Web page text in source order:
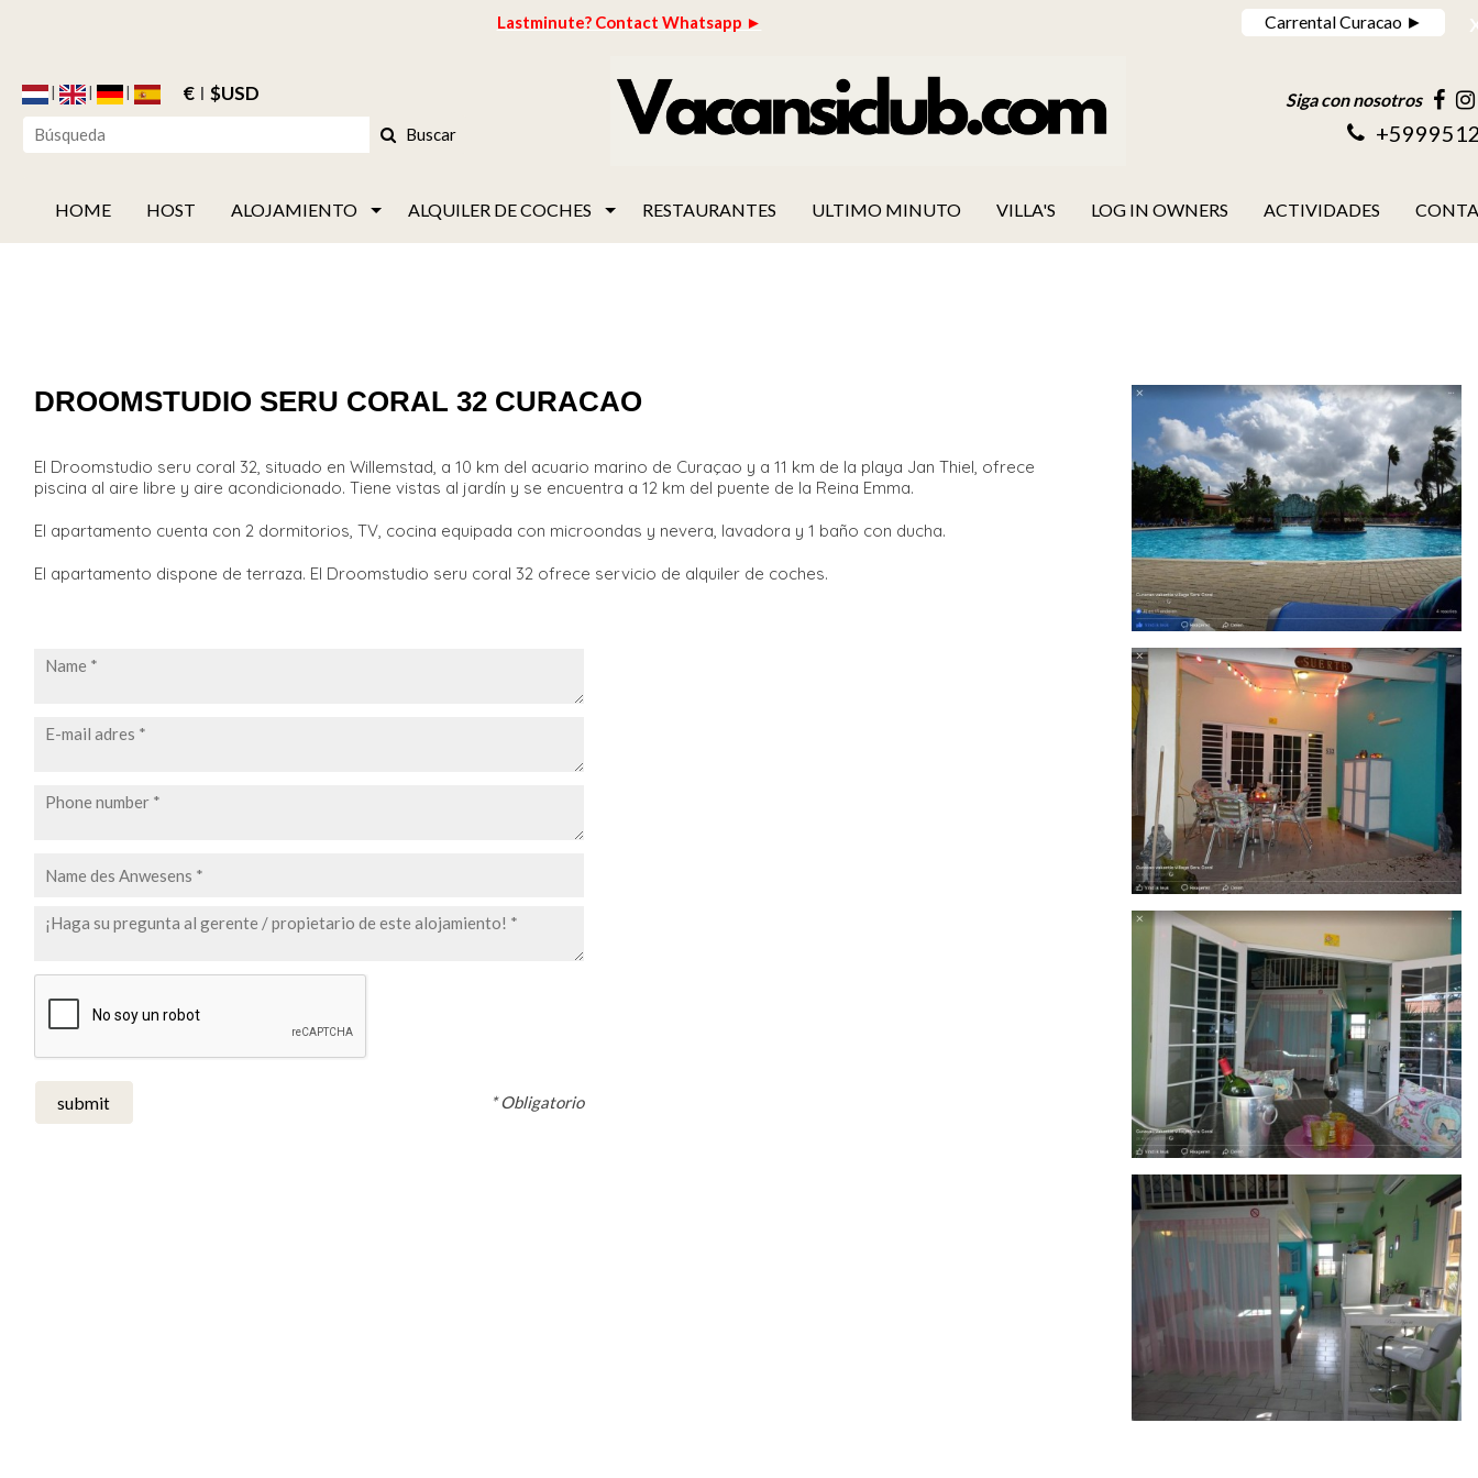
Lastminute? Contact Whatsapp ► Carrental Curacao ►
€ $USD
Buscar
Siga con nosotros
HOME HOST ALOJAMIENTO ALQUILER DE COCHES RESTAURANTES ULTIMO MINUTO VILLA'S LOG IN OWNERS ACTIVIDADES
DROOMSTUDIO SERU CORAL 32 CURACAO
El Droomstudio seru coral 32, situado en Willemstad, a 10 km del acuario marino de Curaçao y a 11 km de la playa Jan Thiel, ofrece
piscina al aire libre y aire acondicionado. Tiene vistas al jardín y se encuentra a 12 km del puente de la Reina Emma.
El apartamento cuenta con 2 dormitorios, TV, cocina equipada con microondas y nevera, lavadora y 1 baño con ducha.
El apartamento dispone de terraza. El Droomstudio seru coral 32 ofrece servicio de alquiler de coches.
submit * Obligatorio